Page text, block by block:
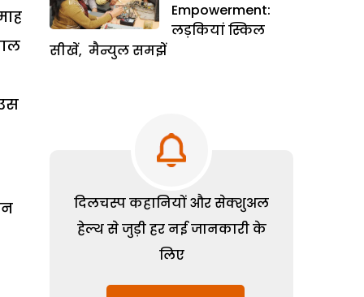
Empowerment:
लड़कियां स्किल
सीखें, मैन्युल समझें
दिलचस्प कहानियों और सेक्शुअल
हेल्थ से जुड़ी हर नई जानकारी के
लिए